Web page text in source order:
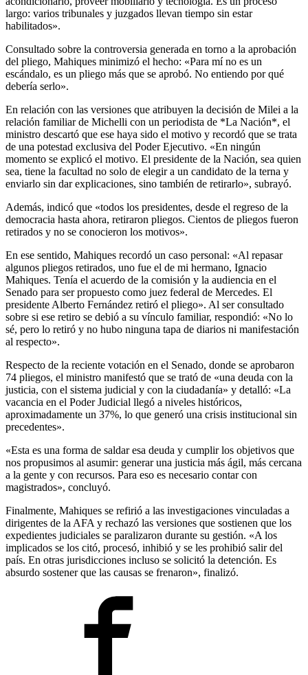
largo: varios tribunales y juzgados llevan tiempo sin estar
habilitados».
Consultado sobre la controversia generada en torno a la aprobación
del pliego, Mahiques minimizó el hecho: «Para mí no es un
escándalo, es un pliego más que se aprobó. No entiendo por qué
debería serlo».
En relación con las versiones que atribuyen la decisión de Milei a la
relación familiar de Michelli con un periodista de *La Nación*, el
ministro descartó que ese haya sido el motivo y recordó que se trata
de una potestad exclusiva del Poder Ejecutivo. «En ningún
momento se explicó el motivo. El presidente de la Nación, sea quien
sea, tiene la facultad no solo de elegir a un candidato de la terna y
enviarlo sin dar explicaciones, sino también de retirarlo», subrayó.
Además, indicó que «todos los presidentes, desde el regreso de la
democracia hasta ahora, retiraron pliegos. Cientos de pliegos fueron
retirados y no se conocieron los motivos».
En ese sentido, Mahiques recordó un caso personal: «Al repasar
algunos pliegos retirados, uno fue el de mi hermano, Ignacio
Mahiques. Tenía el acuerdo de la comisión y la audiencia en el
Senado para ser propuesto como juez federal de Mercedes. El
presidente Alberto Fernández retiró el pliego». Al ser consultado
sobre si ese retiro se debió a su vínculo familiar, respondió: «No lo
sé, pero lo retiró y no hubo ninguna tapa de diarios ni manifestación
al respecto».
Respecto de la reciente votación en el Senado, donde se aprobaron
74 pliegos, el ministro manifestó que se trató de «una deuda con la
justicia, con el sistema judicial y con la ciudadanía» y detalló: «La
vacancia en el Poder Judicial llegó a niveles históricos,
aproximadamente un 37%, lo que generó una crisis institucional sin
precedentes».
«Esta es una forma de saldar esa deuda y cumplir los objetivos que
nos propusimos al asumir: generar una justicia más ágil, más cercana
a la gente y con recursos. Para eso es necesario contar con
magistrados», concluyó.
Finalmente, Mahiques se refirió a las investigaciones vinculadas a
dirigentes de la AFA y rechazó las versiones que sostienen que los
expedientes judiciales se paralizaron durante su gestión. «A los
implicados se los citó, procesó, inhibió y se les prohibió salir del
país. En otras jurisdicciones incluso se solicitó la detención. Es
absurdo sostener que las causas se frenaron», finalizó.